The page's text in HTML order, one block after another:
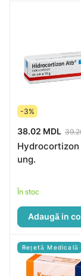
-3%
38.02 MDL
Hydrocortizon
ung.
În stoc
Adaugă in
Rețetă Medicală